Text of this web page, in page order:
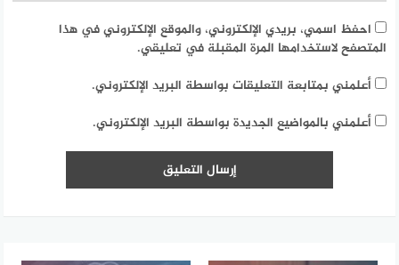
احفظ اسمي، بريدي الإلكتروني، والموقع الإلكتروني في هذا
المتصفح لاستخدامها المرة المقبلة في تعليقي.
أعلمني بمتابعة التعليقات بواسطة البريد الإلكتروني.
أعلمني بالمواضيع الجديدة بواسطة البريد الإلكتروني.